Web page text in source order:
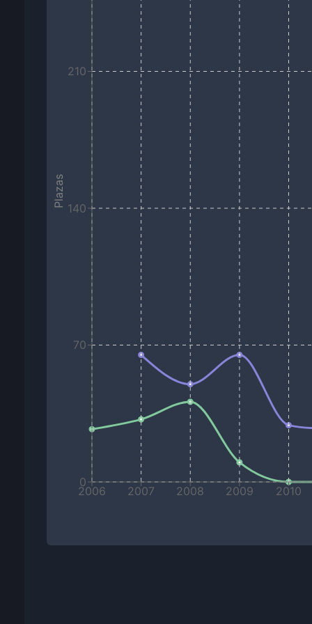
2006 2007 2008 2009 2010
0
70
140
210
Plazas